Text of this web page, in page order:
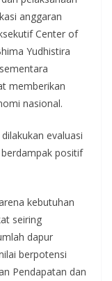
anggaran
Center of
Yudhistira
memberikan
nasional.
evaluasi
positif
kebutuhan
seiring
dapur
berpotensi
Pendapatan dan